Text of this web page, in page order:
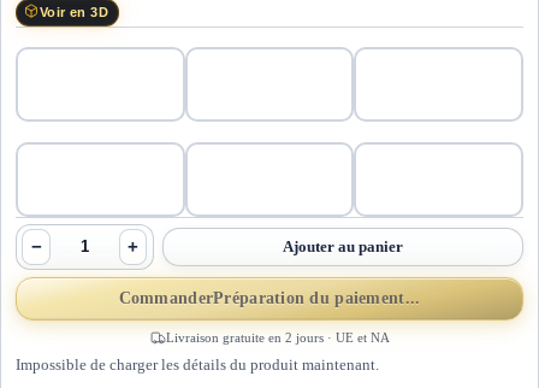
Voir en 3D
− + Ajouter au panier
CommanderPréparation du paiement...
Livraison gratuite en 2 jours · UE et NA
Impossible de charger les détails du produit maintenant.